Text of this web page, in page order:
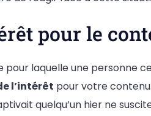
pour le
pour laquelle une personne
l’intérêt pour votre
quelqu’un hier ne